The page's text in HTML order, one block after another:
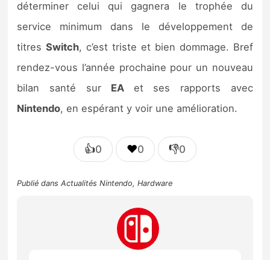
déterminer celui qui gagnera le trophée du
service minimum dans le développement de
titresSwitch, c’est triste et bien dommage. Bref
rendez-vous l’année prochaine pour un nouveau
bilan santé sur EA et ses rapports avec
Nintendo, en espérant y voir une amélioration.
👍0 ❤️0 👎0
Publié dansActualités Nintendo,Hardware